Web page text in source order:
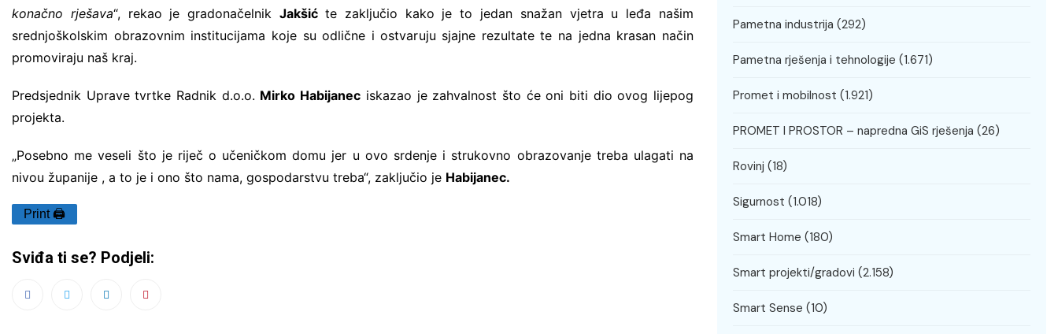
konačno rješava“, rekao je gradonačelnikJakšić te zaključio kako je to jedan snažan vjetra u leđa našim
srednjoškolskim obrazovnim institucijama koje su odlične i ostvaruju sjajne rezultate te na jedna krasan način
promoviraju naš kraj.
Predsjednik Uprave tvrtke Radnik d.o.o. Mirko Habijanec iskazao je zahvalnost što će oni biti dio ovog lijepog
projekta.
„Posebno me veseli što je riječ o učeničkom domu jer u ovo srdenje i strukovno obrazovanje treba ulagati na
nivou županije , a to je i ono što nama, gospodarstvu treba“, zaključio je Habijanec.
Print 🖨
Sviđa ti se? Podjeli:
Pametna industrija (292)
Pametna rješenja i tehnologije (1.671)
Promet i mobilnost (1.921)
PROMET I PROSTOR – napredna GiS rješenja (26)
Rovinj (18)
Sigurnost (1.018)
Smart Home (180)
Smart projekti/gradovi (2.158)
Smart Sense (10)